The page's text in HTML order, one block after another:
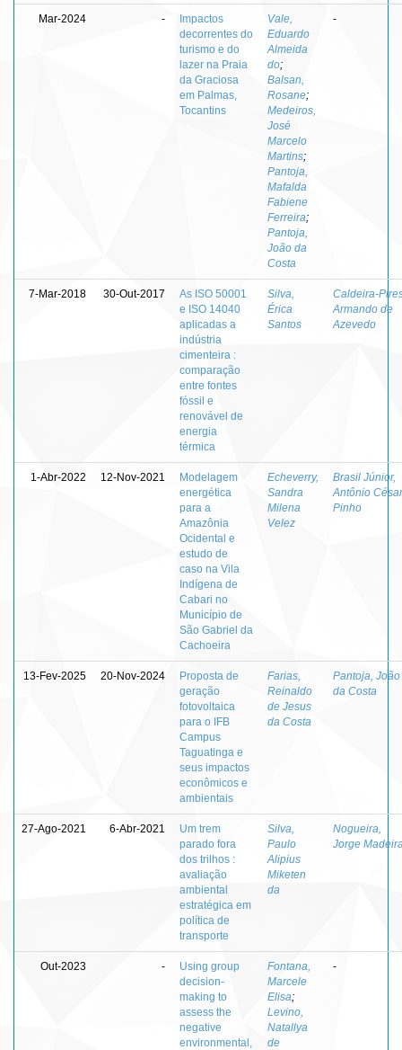
Mar-2024 -
Impactos
decorrentes do
turismo e do
lazer na Praia
da Graciosa
em Palmas,
Tocantins
Vale,
Eduardo
Almeida
do;
Balsan,
Rosane;
Medeiros,
José
Marcelo
Martins;
Pantoja,
Mafalda
Fabiene
Ferreira;
Pantoja,
João da
Costa
-
7-Mar-2018 30-Out-2017
As ISO 50001
e ISO 14040
aplicadas a
indústria
cimenteira :
comparação
entre fontes
fóssil e
renovável de
energia
térmica
Silva,
Érica
Santos
Caldeira-
Armando de
Azevedo
1-Abr-2022 12-Nov-2021
Modelagem
energética
para a
Amazônia
Ocidental e
estudo de
caso na Vila
Indígena de
Cabari no
Município de
São Gabriel da
Cachoeira
Echeverry,
Sandra
Milena
Velez
Brasil Júnior,
Antônio César
Pinho
13-Fev-2025 20-Nov-2024
Proposta de
geração
fotovoltaica
para o IFB
Campus
Taguatinga e
seus impactos
econômicos e
ambientais
Farias,
Reinaldo
de Jesus
da Costa
Pantoja, João
da Costa
27-Ago-2021 6-Abr-2021
Um trem
parado fora
dos trilhos :
avaliação
ambiental
estratégica em
política de
transporte
Silva,
Paulo
Alipius
Miketen
da
Nogueira,
Jorge
Out-2023 -
Using group
decision-
making to
assess the
negative
environmental,
Fontana,
Marcele
Elisa;
Levino,
Natallya
de
-